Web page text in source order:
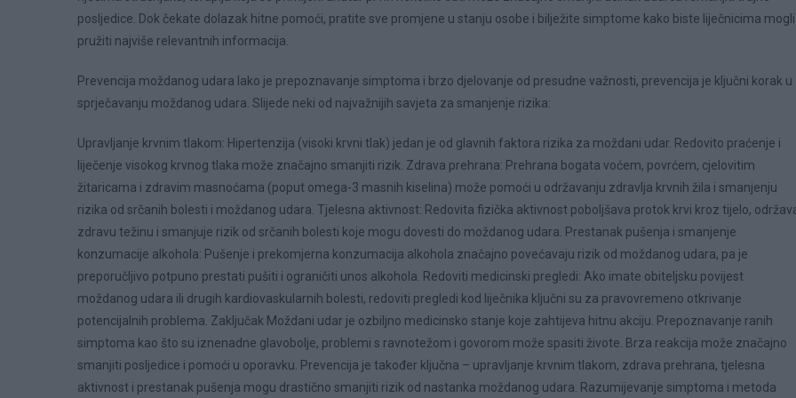
posljedice. Dok čekate dolazak hitne pomoći, pratite sve promjene u stanju osobe i bilježite simptome kako biste liječnicima mogli
pružiti najviše relevantnih informacija.
Prevencija moždanog udara Iako je prepoznavanje simptoma i brzo djelovanje od presudne važnosti, prevencija je ključni korak u
sprječavanju moždanog udara. Slijede neki od najvažnijih savjeta za smanjenje rizika:
Upravljanje krvnim tlakom: Hipertenzija (visoki krvni tlak) jedan je od glavnih faktora rizika za moždani udar. Redovito praćenje i
liječenje visokog krvnog tlaka može značajno smanjiti rizik. Zdrava prehrana: Prehrana bogata voćem, povrćem, cjelovitim
žitaricama i zdravim masnoćama (poput omega-3 masnih kiselina) može pomoći u održavanju zdravlja krvnih žila i smanjenju
rizika od srčanih bolesti i moždanog udara. Tjelesna aktivnost: Redovita fizička aktivnost poboljšava protok krvi kroz tijelo,
zdravu težinu i smanjuje rizik od srčanih bolesti koje mogu dovesti do moždanog udara. Prestanak pušenja i smanjenje
konzumacije alkohola: Pušenje i prekomjerna konzumacija alkohola značajno povećavaju rizik od moždanog udara, pa je
preporučljivo potpuno prestati pušiti i ograničiti unos alkohola. Redoviti medicinski pregledi: Ako imate obiteljsku povijest
moždanog udara ili drugih kardiovaskularnih bolesti, redoviti pregledi kod liječnika ključni su za pravovremeno otkrivanje
potencijalnih problema. Zaključak Moždani udar je ozbiljno medicinsko stanje koje zahtijeva hitnu akciju. Prepoznavanje ranih
simptoma kao što su iznenadne glavobolje, problemi s ravnotežom i govorom može spasiti živote. Brza reakcija može značajno
smanjiti posljedice i pomoći u oporavku. Prevencija je također ključna – upravljanje krvnim tlakom, zdrava prehrana, tjelesna
aktivnost i prestanak pušenja mogu drastično smanjiti rizik od nastanka moždanog udara. Razumijevanje simptoma i metoda